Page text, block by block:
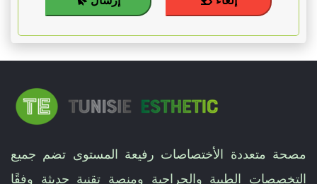
مصحة متعددة الأختصاصات رفيعة المستوى تضم جميع
التخصصات الطبية والجراحية ومنصة تقنية حديثة وفقًا